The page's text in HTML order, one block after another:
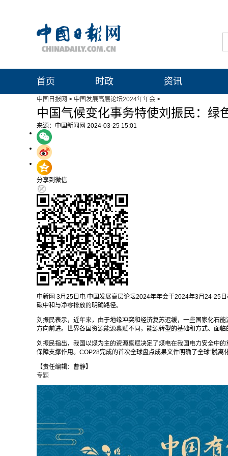
首页 时政 资讯
中国日报网 > 中国发展高层论坛2024年年会 >
中国气候变化事务特使刘振民：绿
来源：中国新闻网 2024-03-25 15:01
分享到微信
中新网 3月25日电 中国发展高层论坛2024年年会于2024年3月24-25
碳中和与净零排放的明确路径。
刘振民表示，近年来，由于地缘冲突和经济复苏迟缓，一些国家化石
方向前进。世界各国资源能源禀赋不同，能源转型的基础和方式、面
刘振民指出，我国以煤为主的资源禀赋决定了煤电在我国电力安全中
保障支撑作用。COP28完成的首次全球盘点成果文件明确了全球“脱
【责任编辑：曹静】
专题